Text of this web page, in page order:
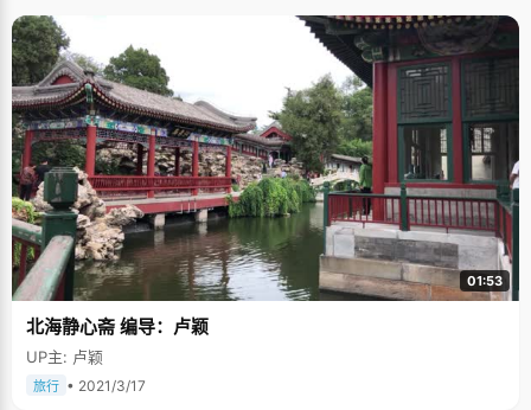
01:53
北海静心斋 编导：卢颖
UP主: 卢颖
旅行 • 2021/3/17